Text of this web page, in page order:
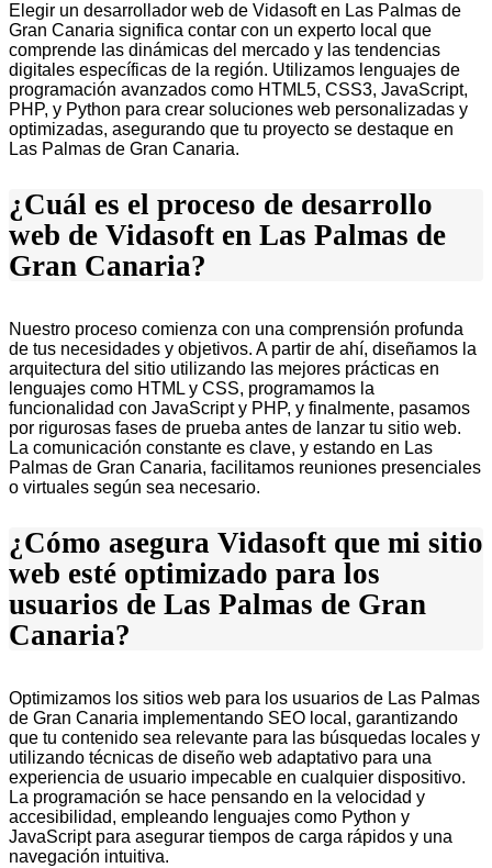
Elegir un desarrollador web de Vidasoft en Las Palmas de
Gran Canaria significa contar con un experto local que
comprende las dinámicas del mercado y las tendencias
digitales específicas de la región. Utilizamos lenguajes de
programación avanzados como HTML5, CSS3, JavaScript,
PHP, y Python para crear soluciones web personalizadas y
optimizadas, asegurando que tu proyecto se destaque en
Las Palmas de Gran Canaria.
¿Cuál es el proceso de desarrollo
web de Vidasoft en Las Palmas de
Gran Canaria?
Nuestro proceso comienza con una comprensión profunda
de tus necesidades y objetivos. A partir de ahí, diseñamos la
arquitectura del sitio utilizando las mejores prácticas en
lenguajes como HTML y CSS, programamos la
funcionalidad con JavaScript y PHP, y finalmente, pasamos
por rigurosas fases de prueba antes de lanzar tu sitio web.
La comunicación constante es clave, y estando en Las
Palmas de Gran Canaria, facilitamos reuniones presenciales
o virtuales según sea necesario.
¿Cómo asegura Vidasoft que mi sitio
web esté optimizado para los
usuarios de Las Palmas de Gran
Canaria?
Optimizamos los sitios web para los usuarios de Las Palmas
de Gran Canaria implementando SEO local, garantizando
que tu contenido sea relevante para las búsquedas locales y
utilizando técnicas de diseño web adaptativo para una
experiencia de usuario impecable en cualquier dispositivo.
La programación se hace pensando en la velocidad y
accesibilidad, empleando lenguajes como Python y
JavaScript para asegurar tiempos de carga rápidos y una
navegación intuitiva.